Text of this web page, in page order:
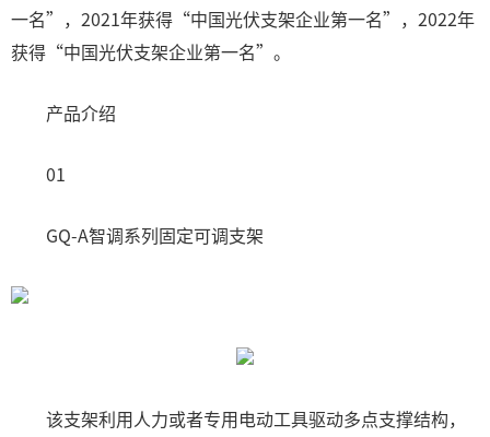
一名”，2021年获得“中国光伏支架企业第一名”，2022年
获得“中国光伏支架企业第一名”。
产品介绍
01
GQ-A智调系列固定可调支架
该支架利用人力或者专用电动工具驱动多点支撑结构，